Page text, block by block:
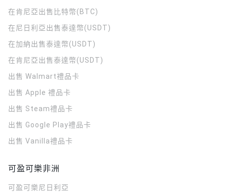
在肯尼亞出售比特幣(BTC)
在尼日利亞出售泰達幣(USDT)
在加納出售泰達幣(USDT)
在肯尼亞出售泰達幣(USDT)
出售 Walmart禮品卡
出售 Apple 禮品卡
出售 Steam禮品卡
出售 Google Play禮品卡
出售 Vanilla禮品卡
可盈可樂非洲
可盈可樂 尼日利亞